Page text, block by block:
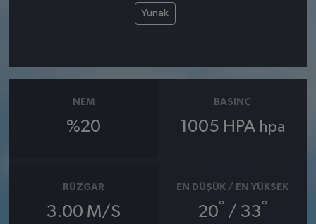
Yunak
NEM
%20
BASINÇ
1005 HPA hpa
RÜZGAR
3.00 M/S
EN DÜŞÜK / EN YÜKSEK
20° / 33°